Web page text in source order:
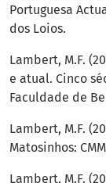
Portuguesa
dos Loios.
Lambert, M.F.
e atual. Cinco
Faculdade de
Lambert, M.F.
Matosinhos:
Lambert, M.F.